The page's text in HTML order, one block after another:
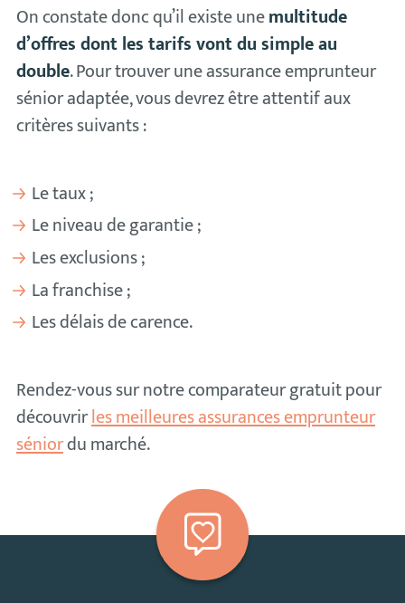
On constate donc qu’il existe unemultitude
d’offres dont les tarifs vont du simple au
double. Pour trouver une assurance emprunteur
sénior adaptée, vous devrez être attentif aux
critères suivants :
Le taux ;
Le niveau de garantie ;
Les exclusions ;
La franchise ;
Les délais de carence.
Rendez-vous sur notre comparateur gratuit pour
découvrirles meilleures assurances emprunteur
séniordu marché.